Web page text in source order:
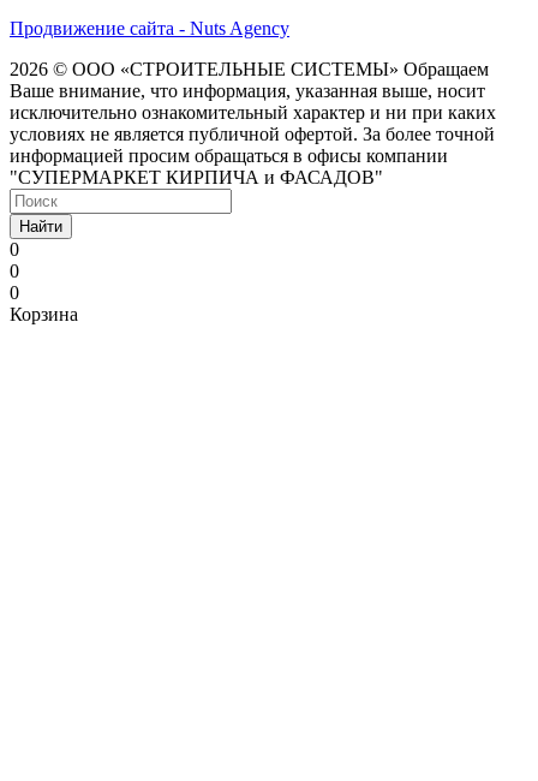
Продвижение сайта - Nuts Agency
2026 © ООО «СТРОИТЕЛЬНЫЕ СИСТЕМЫ» Обращаем
Ваше внимание, что информация, указанная выше, носит
исключительно ознакомительный характер и ни при каких
условиях не является публичной офертой. За более точной
информацией просим обращаться в офисы компании
"СУПЕРМАРКЕТ КИРПИЧА и ФАСАДОВ"
Найти
0
0
0
Корзина